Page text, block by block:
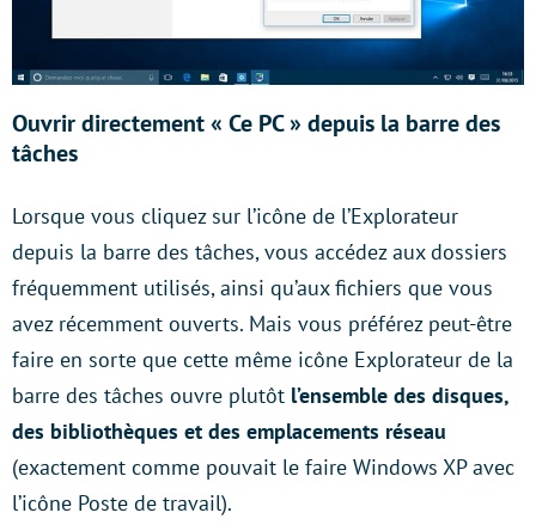
Ouvrir directement« Ce PC » depuis la barre des
tâches
Lorsque vous cliquez sur l’icône de l’Explorateur
depuis la barre des tâches, vous accédez aux dossiers
fréquemment utilisés, ainsi qu’aux fichiers que vous
avez récemment ouverts. Mais vous préférez peut-être
faire en sorte que cette même icône Explorateur de la
barre des tâches ouvre plutôt l’ensemble des disques,
des bibliothèques et des emplacements réseau
(exactement comme pouvait le faire Windows XP avec
l’icône Poste de travail).